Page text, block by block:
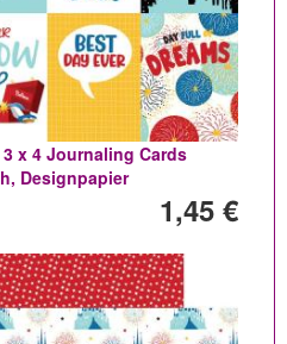
x 4 Journaling Cards
Designpapier
1,45 €